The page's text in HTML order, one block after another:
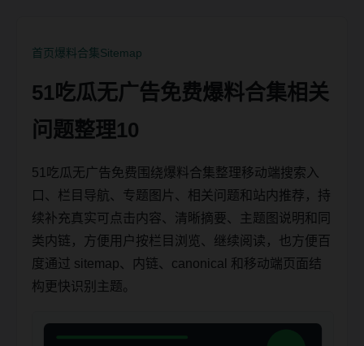
首页 爆料合集Sitemap
51吃瓜无广告免费爆料合集相关
问题整理10
51吃瓜无广告免费围绕爆料合集整理移动端搜索入
口、栏目导航、专题图片、相关问题和站内推荐，持
续补充真实可点击内容、清晰摘要、主题图说明和同
类内链，方便用户按栏目浏览、继续阅读，也方便百
度通过 sitemap、内链、canonical 和移动端页面结
构更快识别主题。